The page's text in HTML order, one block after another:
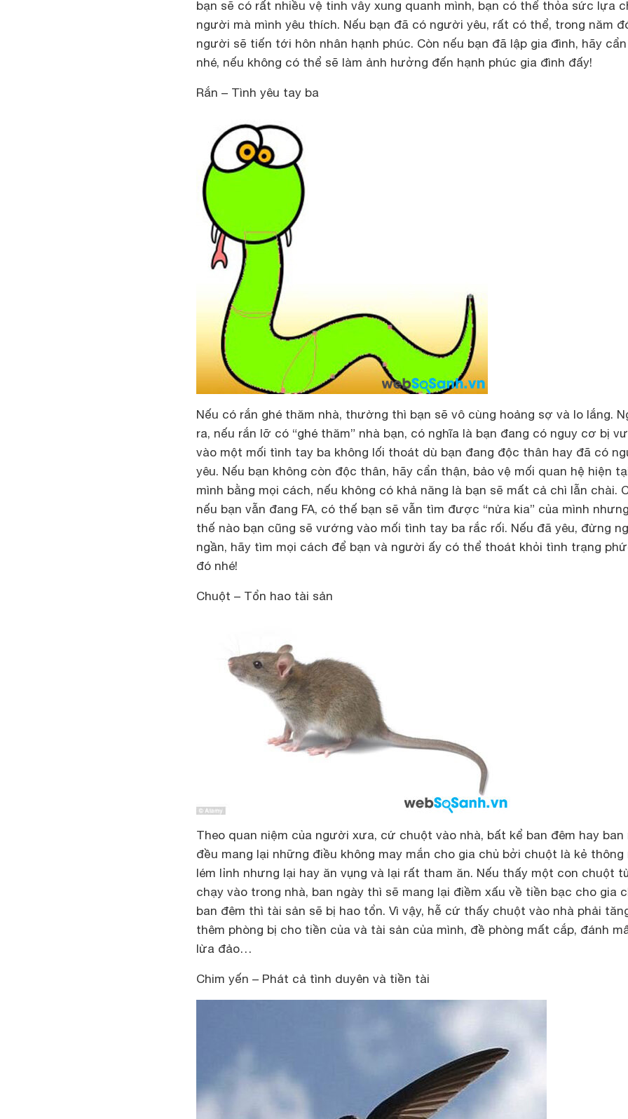
bạn sẽ có rất nhiều vệ tinh vây xung quanh mình, bạn có thể thỏa sức lựa
người mà mình yêu thích. Nếu bạn đã có người yêu, rất có thể, trong năm
người sẽ tiến tới hôn nhân hạnh phúc. Còn nếu bạn đã lập gia đình, hãy
nhé, nếu không có thể sẽ làm ảnh hưởng đến hạnh phúc gia đình đấy!
Rắn – Tình yêu tay ba
Nếu có rắn ghé thăm nhà, thường thì bạn sẽ vô cùng hoảng sợ và lo lắng.
ra, nếu rắn lỡ có “ghé thăm” nhà bạn, có nghĩa là bạn đang có nguy cơ bị
vào một mối tình tay ba không lối thoát dù bạn đang độc thân hay đã có
yêu. Nếu bạn không còn độc thân, hãy cẩn thận, bảo vệ mối quan hệ hiện
mình bằng mọi cách, nếu không có khả năng là bạn sẽ mất cả chì lẫn chài.
nếu bạn vẫn đang FA, có thế bạn sẽ vẫn tìm được “nửa kia” của mình
thế nào bạn cũng sẽ vướng vào mối tình tay ba rắc rối. Nếu đã yêu, đừng
ngần, hãy tìm mọi cách để bạn và người ấy có thể thoát khỏi tình trạng
đó nhé!
Chuột – Tổn hao tài sản
Theo quan niệm của người xưa, cứ chuột vào nhà, bất kể ban đêm hay ban
đều mang lại những điều không may mắn cho gia chủ bởi chuột là kẻ thông
lém lỉnh nhưng lại hay ăn vụng và lại rất tham ăn. Nếu thấy một con chuột
chạy vào trong nhà, ban ngày thì sẽ mang lại điềm xấu về tiền bạc cho gia
ban đêm thì tài sản sẽ bị hao tổn. Vì vậy, hễ cứ thấy chuột vào nhà phải
thêm phòng bị cho tiền của và tài sản của mình, đề phòng mất cắp, đánh
lừa đảo…
Chim yến – Phát cả tình duyên và tiền tài